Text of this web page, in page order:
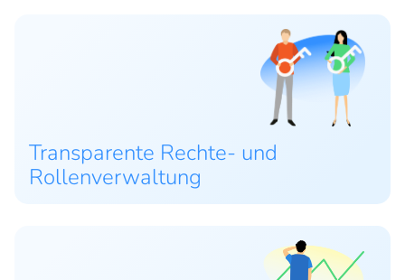
Transparente Rechte- und
Rollenverwaltung